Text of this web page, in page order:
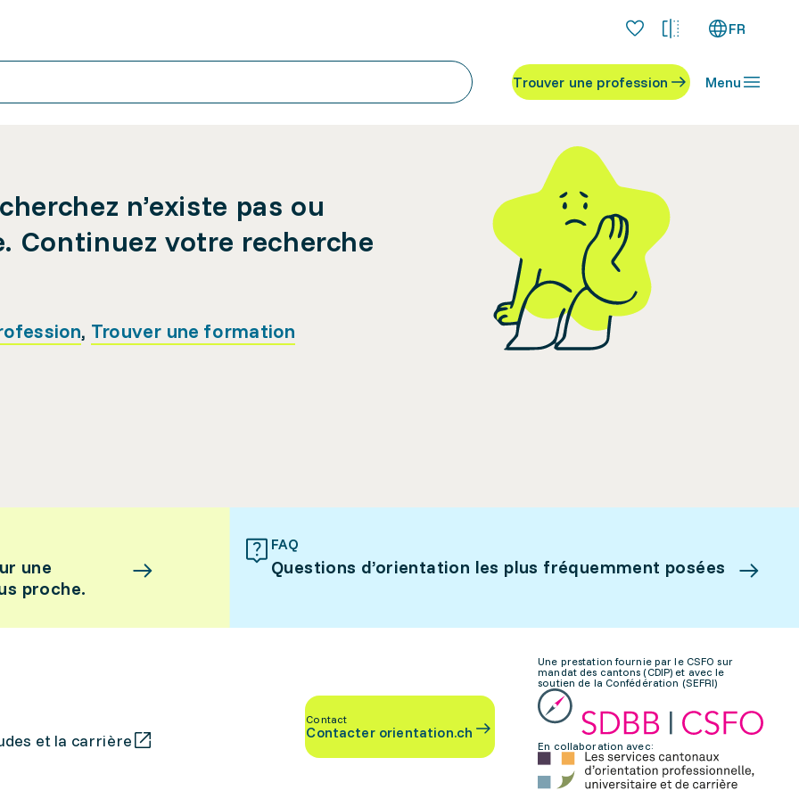
FR
Trouver une profession Menu
n’existe pas ou
Continuez votre recherche
, Trouver une formation
une
proche.
FAQ
Questions d’orientation les plus fréquemment posées
et la carrière
Contact
Contacter orientation.ch
Une prestation fournie par le CSFO sur
mandat des cantons (CDIP) et avec le
soutien de la Confédération (SEFRI)
En collaboration avec: